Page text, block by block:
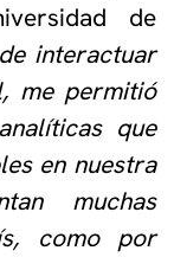
de
interactuar
me permitió
que
en nuestra
muchas
como por